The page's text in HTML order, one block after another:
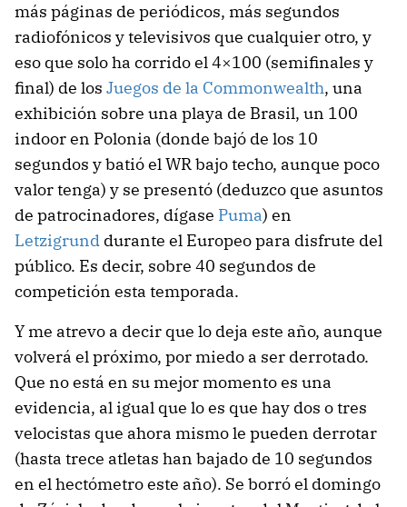
más páginas de periódicos, más segundos
radiofónicos y televisivos que cualquier otro, y
eso que solo ha corrido el 4×100 (semifinales y
final) de los Juegos de la Commonwealth, una
exhibición sobre una playa de Brasil, un 100
indoor en Polonia (donde bajó de los 10
segundos y batió el WR bajo techo, aunque poco
valor tenga) y se presentó (deduzco que asuntos
de patrocinadores, dígase Puma) en
Letzigrund durante el Europeo para disfrute del
público. Es decir, sobre 40 segundos de
competición esta temporada.
Y me atrevo a decir que lo deja este año, aunque
volverá el próximo, por miedo a ser derrotado.
Que no está en su mejor momento es una
evidencia, al igual que lo es que hay dos o tres
velocistas que ahora mismo le pueden derrotar
(hasta trece atletas han bajado de 10 segundos
en el hectómetro este año). Se borró el domingo